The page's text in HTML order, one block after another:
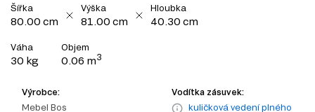
Šířka
80.00 cm
Výška
81.00 cm
Hloubka
40.30 cm
Váha
30 kg
Objem
0.06 m3
Výrobce:
Mebel Bos
Vodítka zásuvek:
kuličková vedení plného